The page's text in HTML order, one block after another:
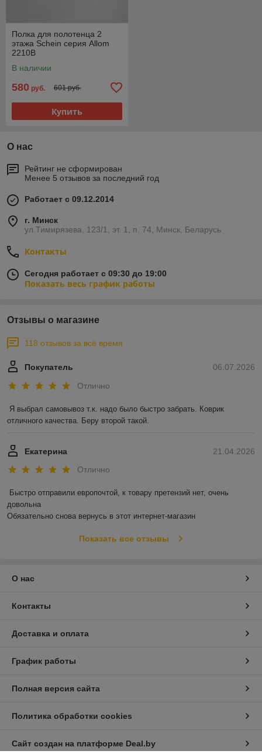
Полка для полотенца 2
этажа Schein серия Allom
2210В
В наличии
580 руб. 601 руб.
Купить
О нас
Рейтинг не сформирован
Менее 5 отзывов за последний год
Работает с 09.12.2014
г. Минск
ул.Тимирязева, 123/1, эт. 1, п. 74, Минск, Беларусь
Контакты
Сегодня работает с 09:30 до 19:00
Показать весь график работы
Отзывы о магазине
118 отзывов за всё время
06.07.2026
Покупатель
Отлично
Я выбрал самовывоз т.к. надо было быстро забрать. Коврик
отличного качества. Беру второй такой.
21.04.2026
Екатерина
Отлично
Быстро отправили европочтой, к товару претензий нет, очень
довольна
Обязательно снова вернусь в этот интернет-магазин
Показать все отзывы
О нас
Контакты
Доставка и оплата
График работы
Полная версия сайта
Политика обработки cookies
Сайт создан на платформе Deal.by